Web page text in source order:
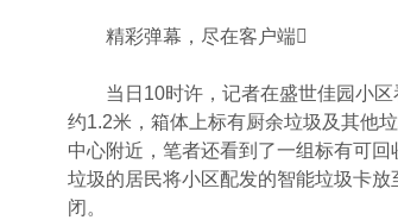
精彩弹幕，尽在客户端
当日10时许，记者在盛世佳园小区
约1.2米，箱体上标有厨余垃圾及其他
中心附近，笔者还看到了一组标有可
垃圾的居民将小区配发的智能垃圾卡
闭。